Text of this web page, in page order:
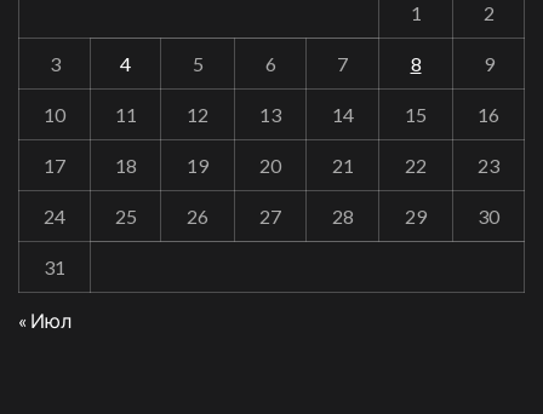
1 2
3 4 5 6 7 8 9
10 11 12 13 14 15 16
17 18 19 20 21 22 23
24 25 26 27 28 29 30
31
« Июл